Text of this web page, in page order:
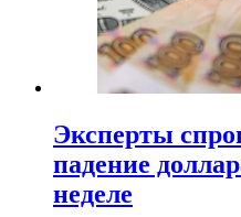
Эксперты
падение
неделе